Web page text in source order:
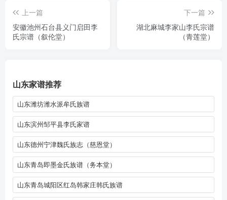
上一篇
安徽池州石台县义门启田李
氏宗谱（叙伦堂）
下一篇
湖北麻城李家山李氏宗谱
（青莲堂）
山东家谱推荐
山东潍坊潍水派牟氏族谱
山东滨州邹平县李氏家谱
山东德州宁津魏氏族志（慈恩堂）
山东青岛即墨金氏族谱（务本堂）
山东青岛城阳区红岛韩家庄韩氏族谱